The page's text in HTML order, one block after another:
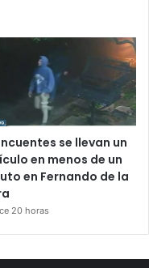
se llevan un
en menos de un
en Fernando de la
20 horas